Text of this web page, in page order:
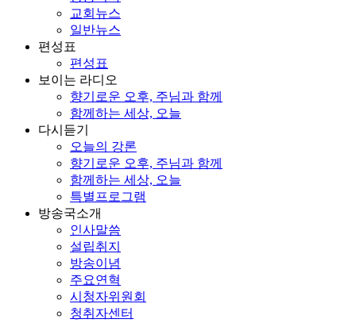
교회뉴스
일반뉴스
편성표
편성표
보이는 라디오
향기로운 오후, 주님과 함께
함께하는 세상, 오늘
다시듣기
오늘의 강론
향기로운 오후, 주님과 함께
함께하는 세상, 오늘
특별프로그램
방송국소개
인사말씀
설립취지
방송이념
주요연혁
시청자위원회
청취자센터